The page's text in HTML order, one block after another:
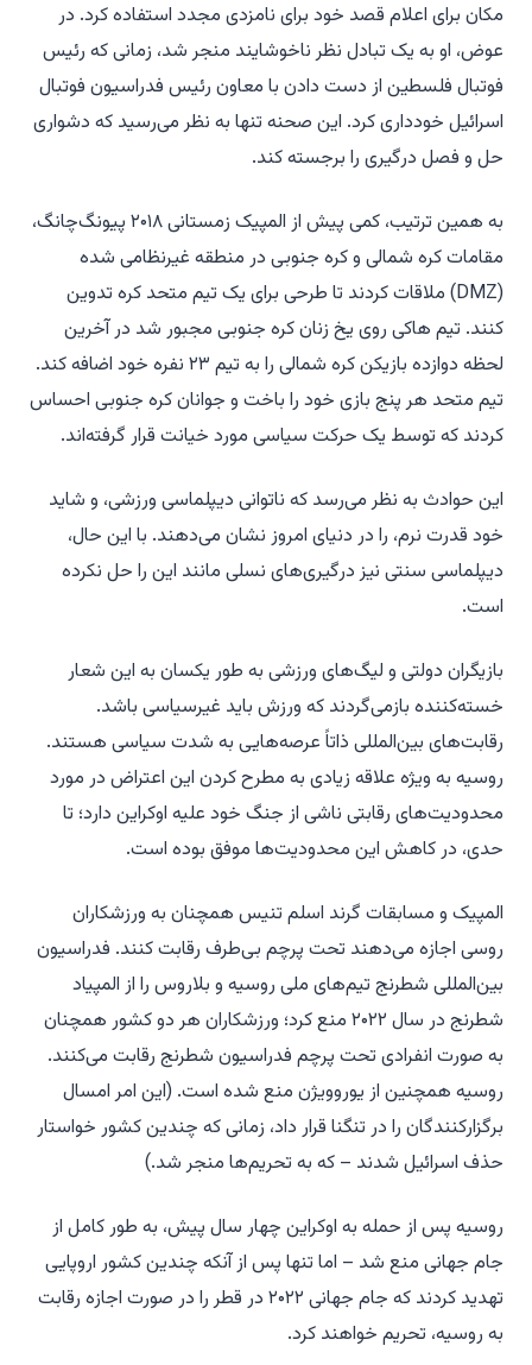
مکان برای اعلام قصد خود برای نامزدی مجدد استفاده کرد. در
عوض، او به یک تبادل نظر ناخوشایند منجر شد، زمانی که رئیس
فوتبال فلسطین از دست دادن با معاون رئیس فدراسیون فوتبال
اسرائیل خودداری کرد. این صحنه تنها به نظر می‌رسید که دشواری
حل و فصل درگیری را برجسته کند.
به همین ترتیب، کمی پیش از المپیک زمستانی ۲۰۱۸ پیونگ‌چانگ،
مقامات کره شمالی و کره جنوبی در منطقه غیرنظامی شده
(DMZ) ملاقات کردند تا طرحی برای یک تیم متحد کره تدوین
کنند. تیم هاکی روی یخ زنان کره جنوبی مجبور شد در آخرین
لحظه دوازده بازیکن کره شمالی را به تیم ۲۳ نفره خود اضافه کند.
تیم متحد هر پنج بازی خود را باخت و جوانان کره جنوبی احساس
کردند که توسط یک حرکت سیاسی مورد خیانت قرار گرفته‌اند.
این حوادث به نظر می‌رسد که ناتوانی دیپلماسی ورزشی، و شاید
خود قدرت نرم، را در دنیای امروز نشان می‌دهند. با این حال،
دیپلماسی سنتی نیز درگیری‌های نسلی مانند این را حل نکرده
است.
بازیگران دولتی و لیگ‌های ورزشی به طور یکسان به این شعار
خسته‌کننده بازمی‌گردند که ورزش باید غیرسیاسی باشد.
رقابت‌های بین‌المللی ذاتاً عرصه‌هایی به شدت سیاسی هستند.
روسیه به ویژه علاقه زیادی به مطرح کردن این اعتراض در مورد
محدودیت‌های رقابتی ناشی از جنگ خود علیه اوکراین دارد؛ تا
حدی، در کاهش این محدودیت‌ها موفق بوده است.
المپیک و مسابقات گرند اسلم تنیس همچنان به ورزشکاران
روسی اجازه می‌دهند تحت پرچم بی‌طرف رقابت کنند. فدراسیون
بین‌المللی شطرنج تیم‌های ملی روسیه و بلاروس را از المپیاد
شطرنج در سال ۲۰۲۲ منع کرد؛ ورزشکاران هر دو کشور همچنان
به صورت انفرادی تحت پرچم فدراسیون شطرنج رقابت می‌کنند.
روسیه همچنین از یوروویژن منع شده است. (این امر امسال
برگزارکنندگان را در تنگنا قرار داد، زمانی که چندین کشور خواستار
حذف اسرائیل شدند – که به تحریم‌ها منجر شد.)
روسیه پس از حمله به اوکراین چهار سال پیش، به طور کامل از
جام جهانی منع شد – اما تنها پس از آنکه چندین کشور اروپایی
تهدید کردند که جام جهانی ۲۰۲۲ در قطر را در صورت اجازه رقابت
به روسیه، تحریم خواهند کرد.